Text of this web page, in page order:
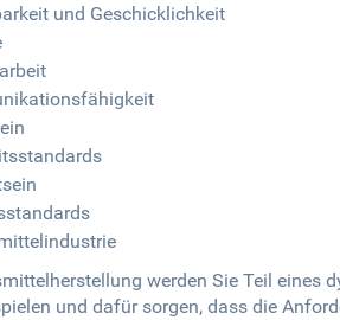
und Geschicklichkeit
werden Sie Teil eines
und dafür sorgen, dass die